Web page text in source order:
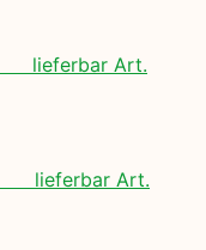
lieferbar Art.
lieferbar Art.